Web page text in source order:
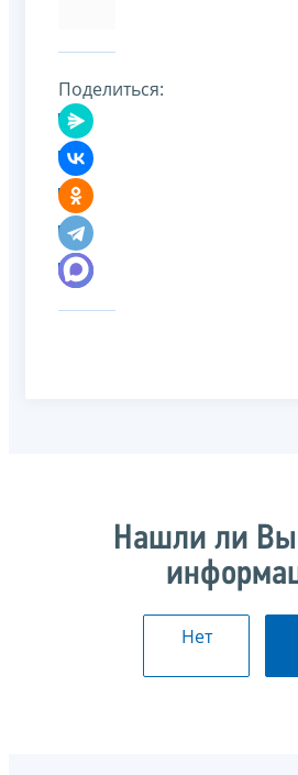
Поделиться:
Нашли ли
Нет